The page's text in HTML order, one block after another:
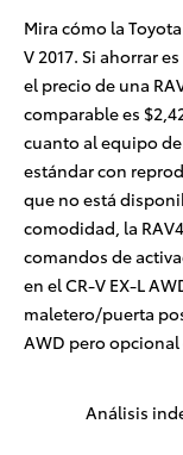
Mira cómo la
V 2017. Si ahorrar
el precio de una
comparable es
cuanto al equipo
estándar con
que no está
comodidad, la
comandos de
en el CR-V EX-L
maletero/puerta
AWD pero opcional
Análisis